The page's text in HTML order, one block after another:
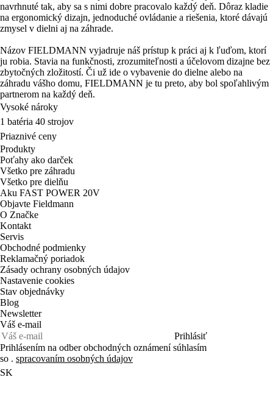
navrhnuté tak, aby sa s nimi dobre pracovalo každý deň. Dôraz kladie
na ergonomický dizajn, jednoduché ovládanie a riešenia, ktoré dávajú
zmysel v dielni aj na záhrade.
Názov FIELDMANN vyjadruje náš prístup k práci aj k ľuďom, ktorí
ju robia. Stavia na funkčnosti, zrozumiteľnosti a účelovom dizajne bez
zbytočných zložitostí. Či už ide o vybavenie do dielne alebo na
záhradu vášho domu, FIELDMANN je tu preto, aby bol spoľahlivým
partnerom na každý deň.
Vysoké nároky
1 batéria 40 strojov
Priaznivé ceny
Produkty
Poťahy ako darček
Všetko pre záhradu
Všetko pre dielňu
Aku FAST POWER 20V
Objavte Fieldmann
O Značke
Kontakt
Servis
Obchodné podmienky
Reklamačný poriadok
Zásady ochrany osobných údajov
Nastavenie cookies
Stav objednávky
Blog
Newsletter
Váš e-mail
Prihlásiť
Prihlásením na odber obchodných oznámení súhlasím
so . spracovaním osobných údajov
SK